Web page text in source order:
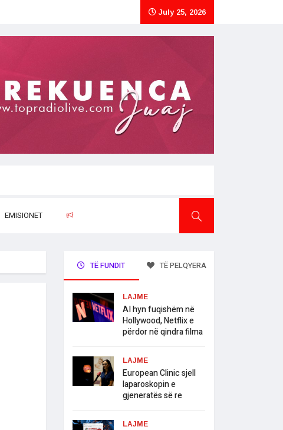
July 25, 2026
EMISIONET
TË FUNDIT TË PELQYERA
LAJME
AI hyn fuqishëm në
Hollywood, Netflix e
përdor në qindra filma
LAJME
European Clinic sjell
laparoskopin e
gjeneratës së re
LAJME